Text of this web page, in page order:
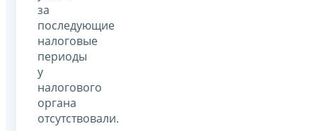
за
последующие
налоговые
периоды
у
налогового
органа
отсутствовали.